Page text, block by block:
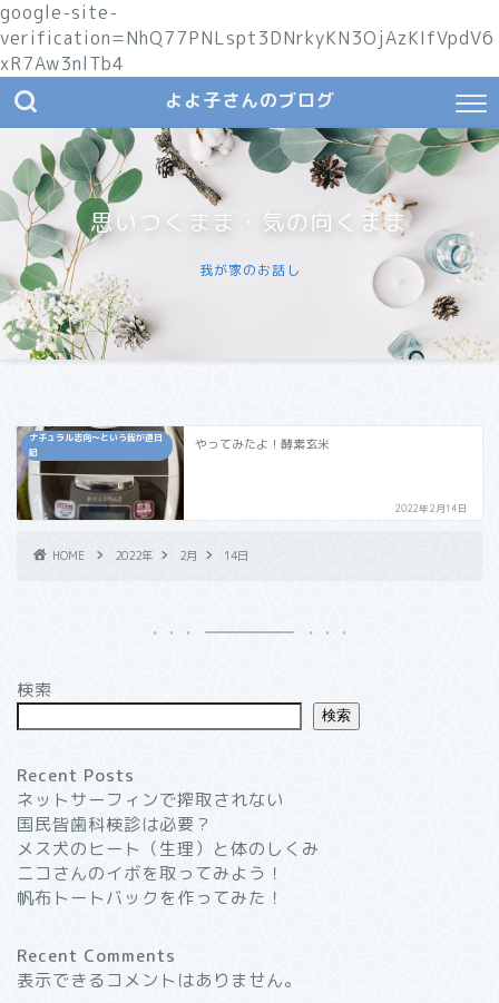
google-site-
verification=NhQ77PNLspt3DNrkyKN3OjAzKIfVpdV6
xR7Aw3nlTb4
よよ子さんのブログ
思いつくまま・気の向くまま
我が家のお話し
ナチュラル志向〜という我が道日
記
やってみたよ！酵素玄米
2022年2月14日
HOME 2022年 2月 14日
検索
検索
Recent Posts
ネットサーフィンで搾取されない
国民皆歯科検診は必要？
メス犬のヒート（生理）と体のしくみ
ニコさんのイボを取ってみよう！
帆布トートバックを作ってみた！
Recent Comments
表示できるコメントはありません。